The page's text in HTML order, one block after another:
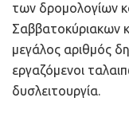
των δρομολογίων
Σαββατοκύριακων
μεγάλος αριθμός
εργαζόμενοι
δυσλειτουργία.